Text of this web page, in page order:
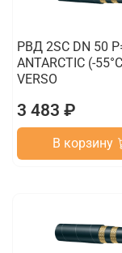
РВД 2SC DN 50
ANTARCTIC (-
VERSO
3 483 ₽
В корзину